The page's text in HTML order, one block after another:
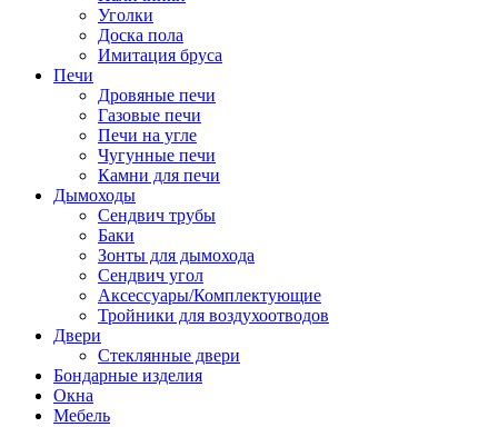
Уголки
Доска пола
Имитация бруса
Печи
Дровяные печи
Газовые печи
Печи на угле
Чугунные печи
Камни для печи
Дымоходы
Сендвич трубы
Баки
Зонты для дымохода
Сендвич угол
Аксессуары/Комплектующие
Тройники для воздухоотводов
Двери
Стеклянные двери
Бондарные изделия
Окна
Мебель